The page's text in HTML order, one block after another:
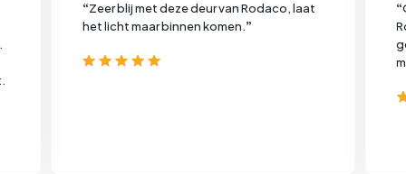
“Zeer blij met deze deur van Rodaco, laat
het licht maar binnen komen.”
“